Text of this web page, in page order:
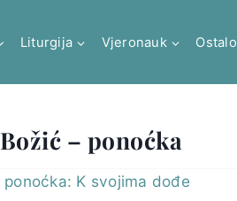
Liturgija Vjeronauk Ostalo
Božić – ponoćka